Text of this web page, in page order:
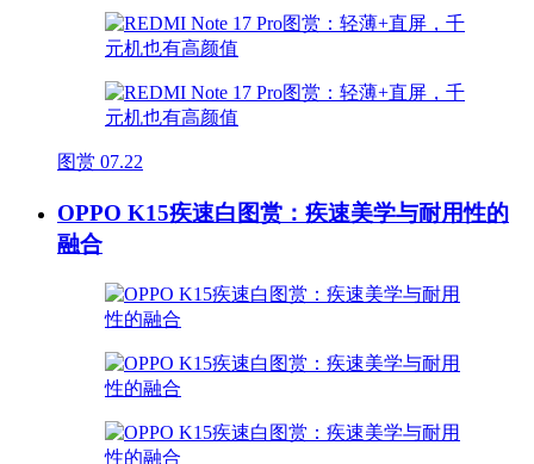
图赏 07.22
OPPO K15疾速白图赏：疾速美学与耐用性的
融合